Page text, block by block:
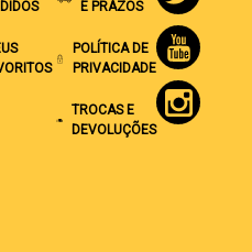
E PRAZOS
POLÍTICA DE
PRIVACIDADE
TROCAS E
DEVOLUÇÕES